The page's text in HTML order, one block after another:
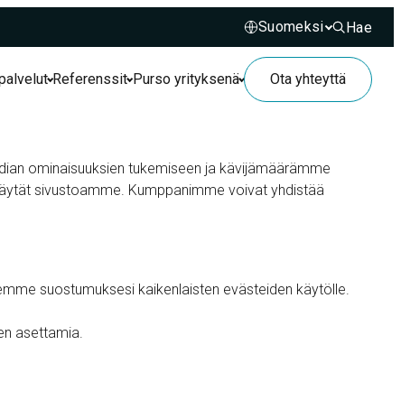
Hae
Hae
Referenssit Purso yrityksenä Ota yhteyttä
ominaisuuksien tukemiseen ja kävijämäärämme
sivustoamme. Kumppanimme voivat yhdistää
suostumuksesi kaikenlaisten evästeiden käytölle.
asettamia.